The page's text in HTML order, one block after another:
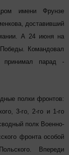
имени Фрунзе
доставивший
А 24 июня на
Командовал
принимал парад -
полки фронтов:
3-го, 2-го и 1-го
полк Военно-
фронта особой
Впереди